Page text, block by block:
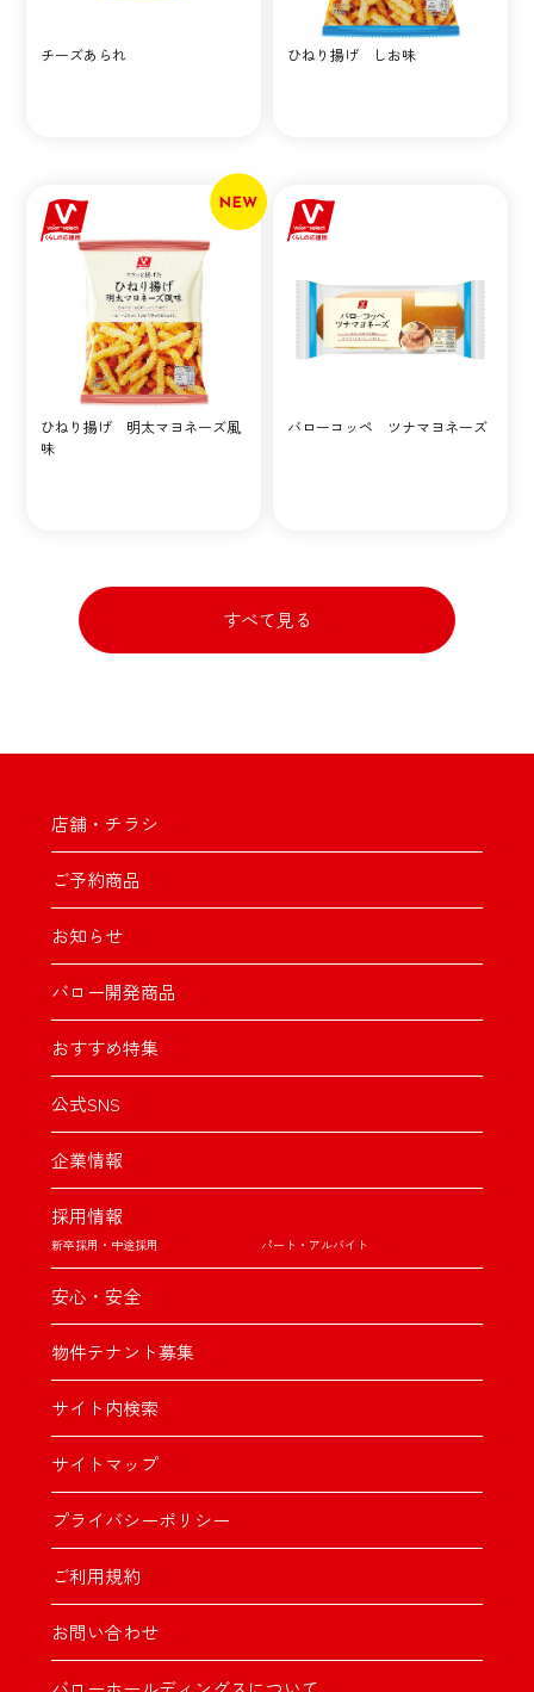
チーズあられ ひねり揚げ しお味
ひねり揚げ 明太マヨネーズ風
味
バローコッペ ツナマヨネーズ
すべて見る
店舗・チラシ
ご予約商品
お知らせ
バロー開発商品
おすすめ特集
公式SNS
企業情報
採用情報
新卒採用・中途採用 パート・アルバイト
安心・安全
物件テナント募集
サイト内検索
サイトマップ
プライバシーポリシー
ご利用規約
お問い合わせ